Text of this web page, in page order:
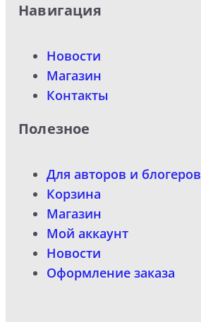
Навигация
Новости
Магазин
Контакты
Полезное
Для авторов и блогеров
Корзина
Магазин
Мой аккаунт
Новости
Оформление заказа